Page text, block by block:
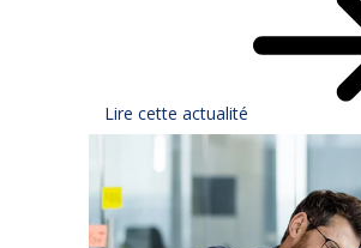
Lire cette actualité